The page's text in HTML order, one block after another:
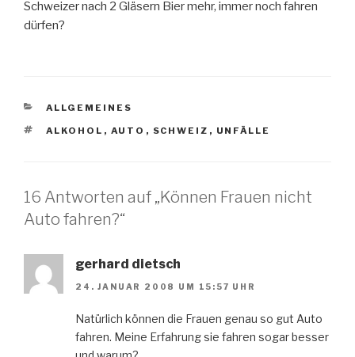
Schweizer nach 2 Gläsern Bier mehr, immer noch fahren
dürfen?
KATEGORIEN
ALLGEMEINES
SCHLAGWÖRTER
ALKOHOL , AUTO , SCHWEIZ , UNFÄLLE
16 Antworten auf „Können Frauen nicht
Auto fahren?“
gerhard dietsch
24. JANUAR 2008 UM 15:57 UHR
Natürlich können die Frauen genau so gut Auto
fahren. Meine Erfahrung sie fahren sogar besser